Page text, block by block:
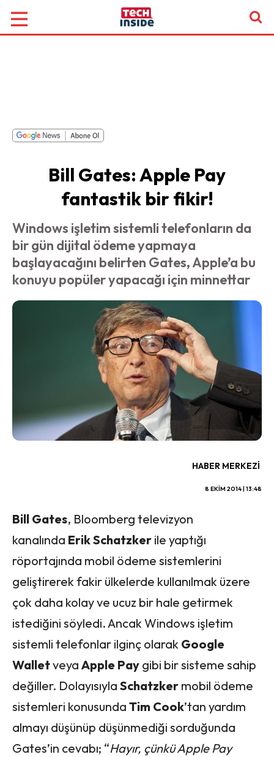
Bill Gates: Apple Pay
fantastik bir fikir!
Windows işletim sistemli telefonların da
bir gün dijital ödeme yapmaya
başlayacağını belirten Gates, Apple’a bu
konuyu popüler yapacağı için minnettar
HABER MERKEZI
8 EKIM 2014 | 13:48
Bill Gates, Bloomberg televizyon
kanalında Erik Schatzker ile yaptığı
röportajında mobil ödeme sistemlerini
geliştirerek fakir ülkelerde kullanılmak üzere
çok daha kolay ve ucuz bir hale getirmek
istediğini söyledi. Ancak Windows işletim
sistemli telefonlar ilginç olarak Google
Walletveya Apple Pay gibi bir sisteme sahip
değiller. Dolayısıyla Schatzker mobil ödeme
sistemleri konusunda Tim Cook’tan yardım
almayı düşünüp düşünmediği sorduğunda
Gates’in cevabı; “Hayır, çünkü Apple Pay